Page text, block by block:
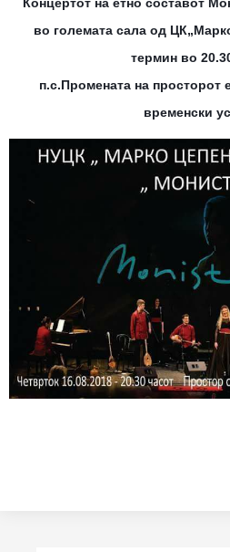
во големата сала од
термин во
п.с.Промената на просторот
временски